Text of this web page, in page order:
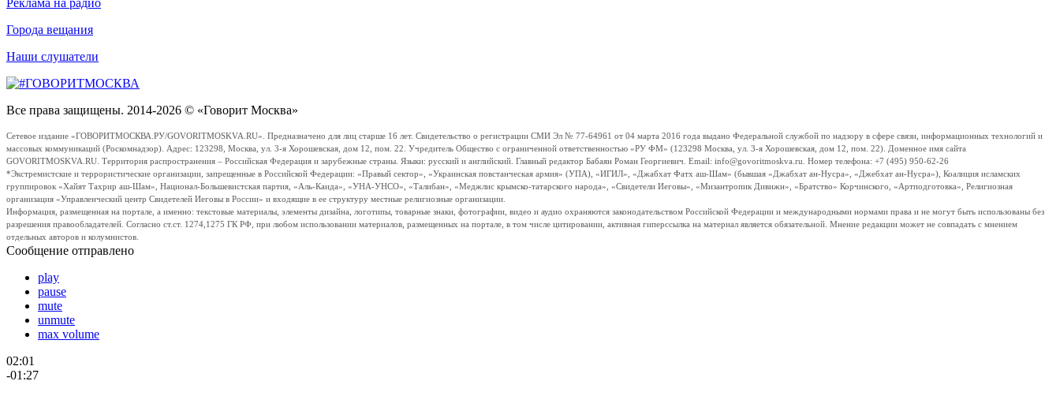
Города вещания
Наши слушатели
Все права защищены. 2014-2026 © «Говорит Москва»
Сетевое издание «ГОВОРИТМОСКВА.РУ/GOVORITMOSKVA.RU». Предназначено для лиц старше 16 лет. Свидетельство о регистрации СМИ Эл № 77-64961 от 04 марта 2016 года выдано Федеральной службой по надзору в сфере связи, информационных технологий и
массовых коммуникаций (Роскомнадзор). Адрес: 123298, Москва, ул. 3-я Хорошевская, дом 12, пом. 22. Учредитель Общество с ограниченной ответственностью «РУ ФМ» (123298 Москва, ул. 3-я Хорошевская, дом 12, пом. 22). Доменное имя сайта
GOVORITMOSKVA.RU. Территория распространения – Российская Федерация и зарубежные страны. Языки: русский и английский. Главный редактор Бабаян Роман Георгиевич. Email: info@govoritmoskva.ru. Номер телефона: +7 (495) 950-62-26
*Экстремистские и террористические организации, запрещенные в Российской Федерации: «Правый сектор», «Украинская повстанческая армия» (УПА), «ИГИЛ», «Джабхат Фатх аш-Шам» (бывшая «Джабхат ан-Нусра», «Джебхат ан-Нусра»), Коалиция исламских
группировок «Хайят Тахрир аш-Шам», Национал-Большевистская партия, «Аль-Каида», «УНА-УНСО», «Талибан», «Меджлис крымско-татарского народа», «Свидетели Иеговы», «Мизантропик Дивижн», «Братство» Корчинского, «Артподготовка», Религиозная
организация «Управленческий центр Свидетелей Иеговы в России» и входящие в ее структуру местные религиозные организации.
Информация, размещенная на портале, а именно: текстовые материалы, элементы дизайна, логотипы, товарные знаки, фотографии, видео и аудио охраняются законодательством Российской Федерации и международными нормами права и не могут быть использованы без
разрешения правообладателей. Согласно ст.ст. 1274,1275 ГК РФ, при любом использовании материалов, размещенных на портале, в том числе цитировании, активная гиперссылка на материал является обязательной. Мнение редакции может не совпадать с мнением
отдельных авторов и колумнистов.
Сообщение отправлено
play
pause
mute
unmute
max volume
02:01
-01:27